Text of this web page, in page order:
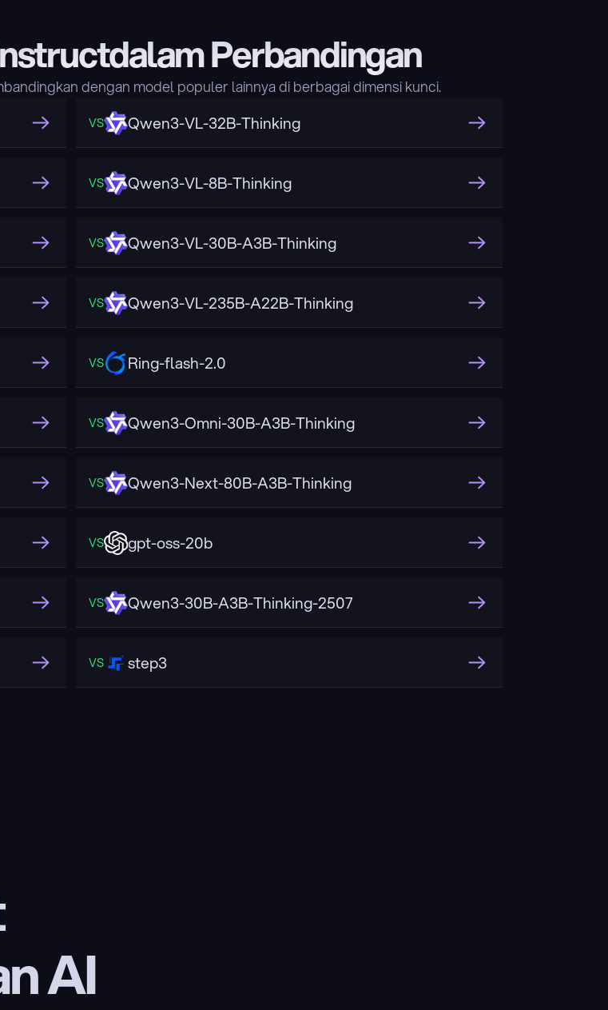
Perbandingan
dengan model populer lainnya di berbagai dimensi kunci.
VS Qwen3-VL-32B-Thinking
VS Qwen3-VL-8B-Thinking
VS Qwen3-VL-30B-A3B-Thinking
VS Qwen3-VL-235B-A22B-Thinking
VS Ring-flash-2.0
VS Qwen3-Omni-30B-A3B-Thinking
VS Qwen3-Next-80B-A3B-Thinking
VS gpt-oss-20b
VS Qwen3-30B-A3B-Thinking-2507
VS step3
AI